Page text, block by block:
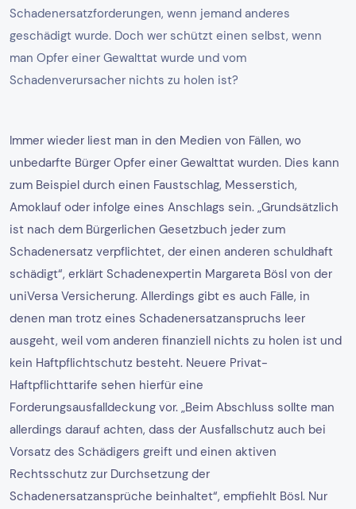
Schadenersatzforderungen, wenn jemand anderes
geschädigt wurde. Doch wer schützt einen selbst, wenn
man Opfer einer Gewalttat wurde und vom
Schadenverursacher nichts zu holen ist?
Immer wieder liest man in den Medien von Fällen, wo
unbedarfte Bürger Opfer einer Gewalttat wurden. Dies kann
zum Beispiel durch einen Faustschlag, Messerstich,
Amoklauf oder infolge eines Anschlags sein. „Grundsätzlich
ist nach dem Bürgerlichen Gesetzbuch jeder zum
Schadenersatz verpflichtet, der einen anderen schuldhaft
schädigt“, erklärt Schadenexpertin Margareta Bösl von der
uniVersa Versicherung. Allerdings gibt es auch Fälle, in
denen man trotz eines Schadenersatzanspruchs leer
ausgeht, weil vom anderen finanziell nichts zu holen ist und
kein Haftpflichtschutz besteht. Neuere Privat-
Haftpflichttarife sehen hierfür eine
Forderungsausfalldeckung vor. „Beim Abschluss sollte man
allerdings darauf achten, dass der Ausfallschutz auch bei
Vorsatz des Schädigers greift und einen aktiven
Rechtsschutz zur Durchsetzung der
Schadenersatzansprüche beinhaltet“, empfiehlt Bösl. Nur